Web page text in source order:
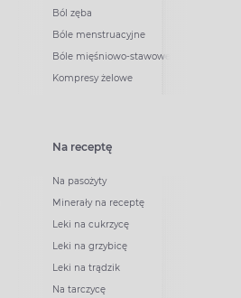
Ból zęba
Bóle menstruacyjne
Bóle mięśniowo-stawowe
Kompresy żelowe
Na receptę
Na pasożyty
Minerały na receptę
Leki na cukrzycę
Leki na grzybicę
Leki na trądzik
Na tarczycę